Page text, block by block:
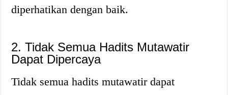
diperhatikan dengan baik.
2. Tidak Semua Hadits Mutawatir
Dapat Dipercaya
Tidak semua hadits mutawatir dapat